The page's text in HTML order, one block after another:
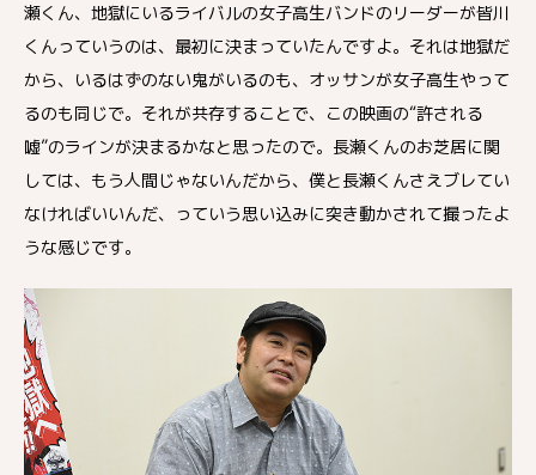
瀬くん、地獄にいるライバルの女子高生バンドのリーダーが皆川
くんっていうのは、最初に決まっていたんですよ。それは地獄だ
から、いるはずのない鬼がいるのも、オッサンが女子高生やって
るのも同じで。それが共存することで、この映画の“許される
嘘”のラインが決まるかなと思ったので。長瀬くんのお芝居に関
しては、もう人間じゃないんだから、僕と長瀬くんさえブレてい
なければいいんだ、っていう思い込みに突き動かされて撮ったよ
うな感じです。